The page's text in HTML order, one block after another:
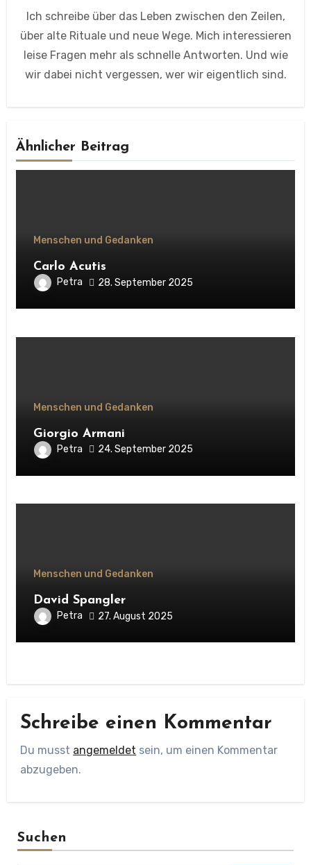
Ich schreibe über das Leben zwischen den Zeilen,
über alte Rituale und neue Wege. Mich interessieren
leise Fragen mehr als schnelle Antworten. Und wie
wir dabei nicht vergessen, wer wir eigentlich sind.
Ähnlicher Beitrag
Menschen und Gedanken
Carlo Acutis
Petra 28. September 2025
Menschen und Gedanken
Giorgio Armani
Petra 24. September 2025
Menschen und Gedanken
David Spangler
Petra 27. August 2025
Schreibe einen Kommentar
Du musst angemeldet sein, um einen Kommentar
abzugeben.
Suchen